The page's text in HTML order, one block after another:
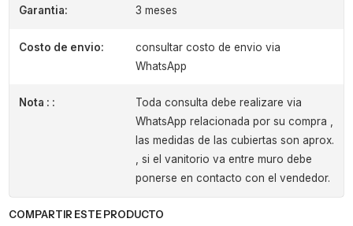
Garantia: 3 meses
Costo de envio:
consultar costo de envio via
WhatsApp
Nota : :
Toda consulta debe realizare via
WhatsApp relacionada por su compra ,
las medidas de las cubiertas son aprox.
, si el vanitorio va entre muro debe
ponerse en contacto con el vendedor.
COMPARTIR ESTE PRODUCTO